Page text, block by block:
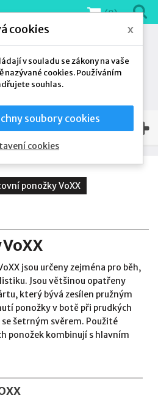
(0)
ponožky VoXX
jsou určeny zejména pro běh,
Jsou většinou opatřeny
který bývá zesílen pružným
ponožky v botě při prudkých
šetrným svěrem. Použité
ponožek kombinují s hlavním
cookies x
v souladu se zákony na vaše
nazývané cookies. Používáním
souhlas.
soubory cookies
cookies